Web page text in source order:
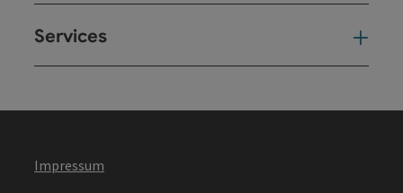
Services
Impressum